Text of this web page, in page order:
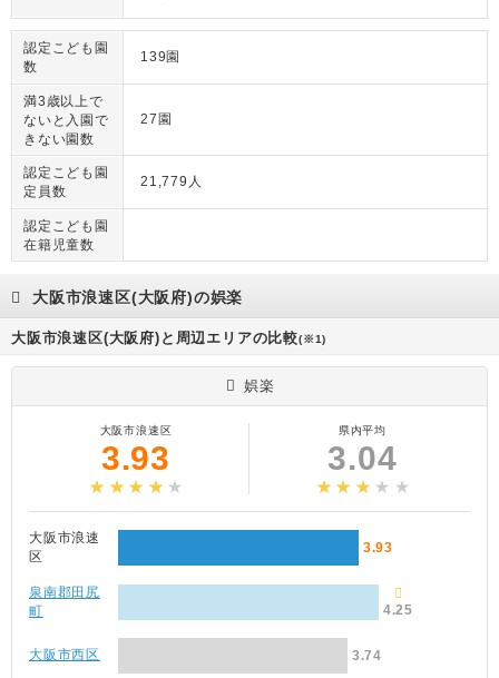
認定こども園
数
139園
満3歳以上で
ないと入園で
きない園数
27園
認定こども園
定員数
21,779人
認定こども園
在籍児童数
大阪市浪速区(大阪府)の娯楽
大阪市浪速区(大阪府)と周辺エリアの比較(※1)
娯楽
大阪市浪速区
3.93
県内平均
3.04
大阪市浪速
区
3.93
泉南郡田尻
町
4.25
大阪市西区 3.74